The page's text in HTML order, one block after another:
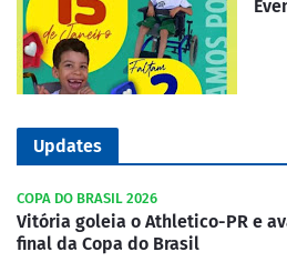
Updates
COPA DO BRASIL 2026
Vitória goleia o Athletico-PR e
final da Copa do Brasil